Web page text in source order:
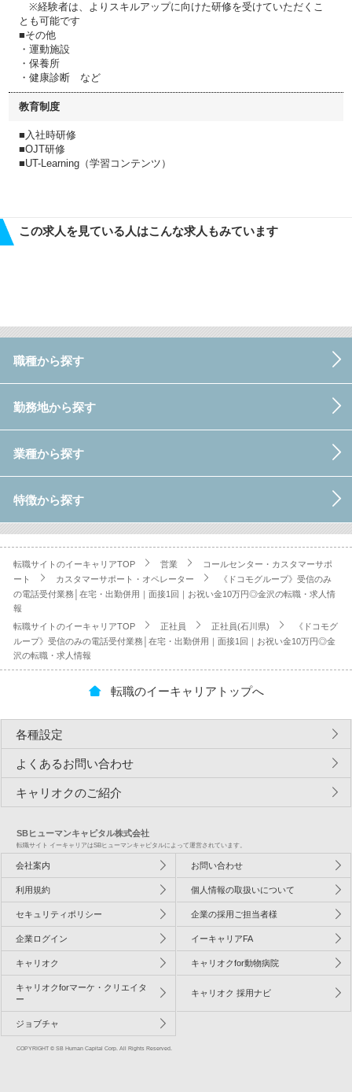
※経験者は、よりスキルアップに向けた研修を受けていただくこ
とも可能です
■その他
・運動施設
・保養所
・健康診断 など
教育制度
■入社時研修
■OJT研修
■UT-Learning（学習コンテンツ）
この求人を見ている人はこんな求人もみています
職種から探す
勤務地から探す
業種から探す
特徴から探す
転職サイトのイーキャリアTOP 営業
コールセンター・カスタマーサポ
ート
カスタマーサポート・オペレーター
《ドコモグループ》受信のみ
の電話受付業務│在宅・出勤併用｜面接1回｜お祝い金10万円◎金沢の転職・求人情
報
転職サイトのイーキャリアTOP
正社員 正社員(石川県)
《ドコモグ
ループ》受信のみの電話受付業務│在宅・出勤併用｜面接1回｜お祝い金10万円◎金
沢の転職・求人情報
転職のイーキャリアトップへ
各種設定
よくあるお問い合わせ
キャリオクのご紹介
SBヒューマンキャピタル株式会社
転職サイト イーキャリアはSBヒューマンキャピタルによって運営されています。
会社案内 お問い合わせ
利用規約 個人情報の取扱いについて
セキュリティポリシー 企業の採用ご担当者様
企業ログイン イーキャリアFA
キャリオク キャリオクfor動物病院
キャリオクforマーケ・クリエイタ
ー
キャリオク 採用ナビ
ジョブチャ
COPYRIGHT © SB Human Capital Corp. All Rights Reserved.